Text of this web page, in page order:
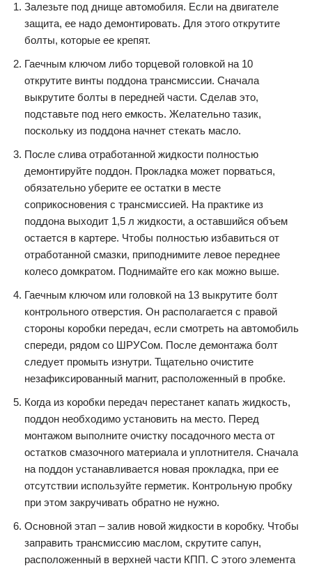
Залезьте под днище автомобиля. Если на двигателе
защита, ее надо демонтировать. Для этого открутите
болты, которые ее крепят.
Гаечным ключом либо торцевой головкой на 10
открутите винты поддона трансмиссии. Сначала
выкрутите болты в передней части. Сделав это,
подставьте под него емкость. Желательно тазик,
поскольку из поддона начнет стекать масло.
После слива отработанной жидкости полностью
демонтируйте поддон. Прокладка может порваться,
обязательно уберите ее остатки в месте
соприкосновения с трансмиссией. На практике из
поддона выходит 1,5 л жидкости, а оставшийся объем
остается в картере. Чтобы полностью избавиться от
отработанной смазки, приподнимите левое переднее
колесо домкратом. Поднимайте его как можно выше.
Гаечным ключом или головкой на 13 выкрутите болт
контрольного отверстия. Он располагается с правой
стороны коробки передач, если смотреть на автомобиль
спереди, рядом со ШРУСом. После демонтажа болт
следует промыть изнутри. Тщательно очистите
незафиксированный магнит, расположенный в пробке.
Когда из коробки передач перестанет капать жидкость,
поддон необходимо установить на место. Перед
монтажом выполните очистку посадочного места от
остатков смазочного материала и уплотнителя. Сначала
на поддон устанавливается новая прокладка, при ее
отсутствии используйте герметик. Контрольную пробку
при этом закручивать обратно не нужно.
Основной этап – залив новой жидкости в коробку. Чтобы
заправить трансмиссию маслом, скрутите сапун,
расположенный в верхней части КПП. С этого элемента